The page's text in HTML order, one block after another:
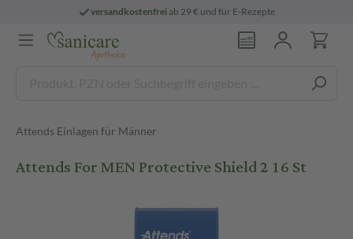
versandkostenfreiab 29 € und für E-Rezepte
Attends Einlagen für Männer
Attends For MEN Protective Shield 2 16 St